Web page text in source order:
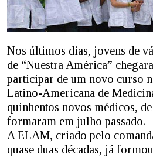
Nos últimos dias, jovens de
de “Nuestra América”
participar de um novo curso
Latino-Americana de
quinhentos novos médicos,
formaram em julho passado.
A ELAM, criado pelo
quase duas décadas, já